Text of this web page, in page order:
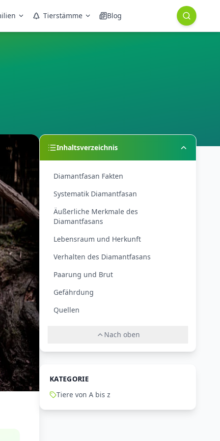
Tierstämme Blog
Inhaltsverzeichnis
Diamantfasan Fakten
Systematik Diamantfasan
Äußerliche Merkmale des
Diamantfasans
Lebensraum und Herkunft
Verhalten des Diamantfasans
Paarung und Brut
Gefährdung
Quellen
Nach oben
KATEGORIE
Tiere von A bis z